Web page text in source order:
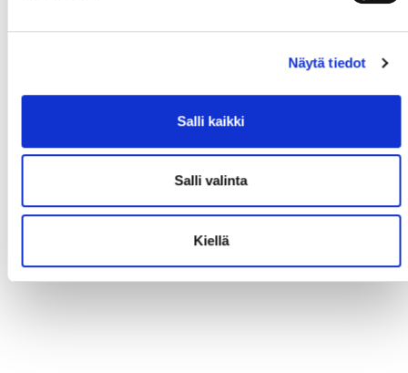
Näytä tiedot
Salli kaikki
Salli valinta
Kiellä